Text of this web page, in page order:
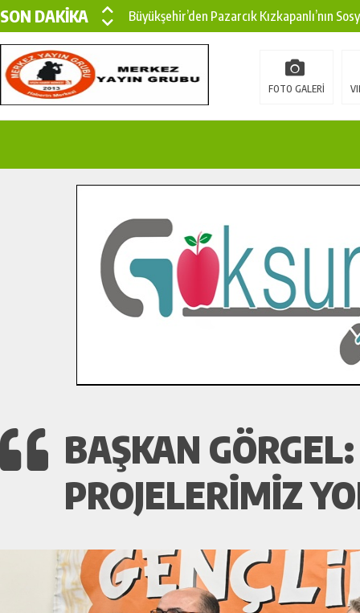
SON DAKİKA
Büyükşehir’den Pazarcık Kızkapanlı’nın
Büyükşehir’den Pazarcık Kırsalına Modern
Çin’den KSÜ’ye Uluslararası Başarı:
İlçe Jandarma Komutanı Karakaya’dan
Bertiz’in Yeni Köprüsünde Sona Doğru.
FOTO GALERİ
BAŞKAN
PROJELERIMIZ